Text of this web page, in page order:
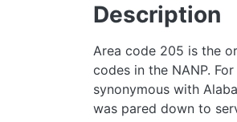
Description
Area code 205 is the
codes in the NANP.
synonymous with
was pared down to